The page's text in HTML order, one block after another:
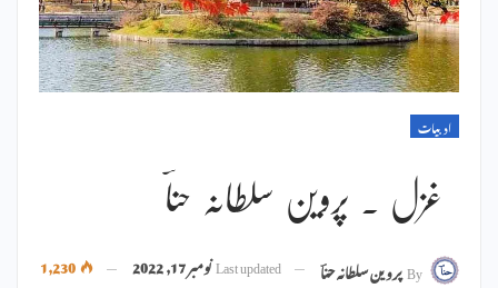
ادبیات
غزل ۔ پروین سلطانہ حناؔ
Byپروین سلطانہ حناؔ Last updatedنومبر 17, 2022